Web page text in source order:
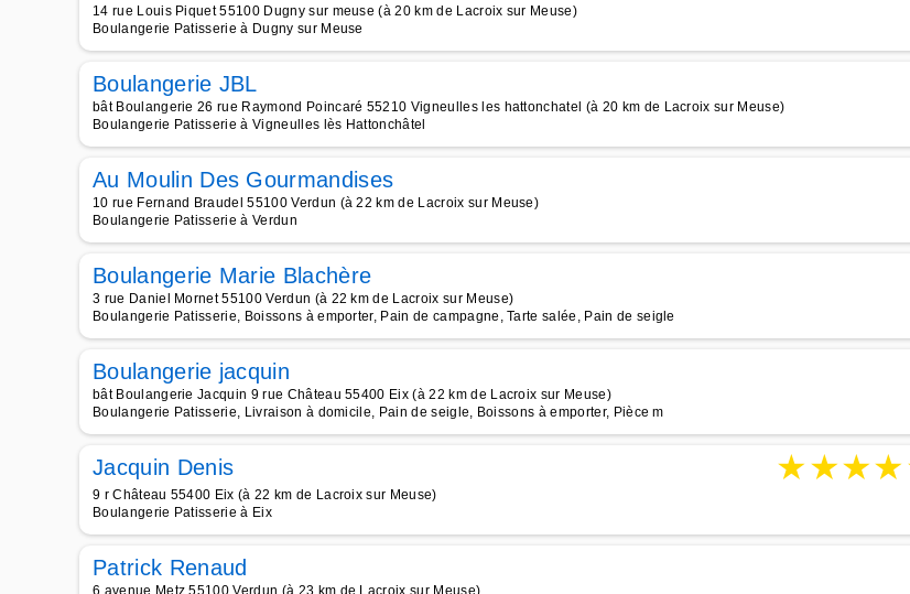
14 rue Louis Piquet 55100 Dugny sur meuse (à 20 km de Lacroix sur Meuse)
Boulangerie Patisserie à Dugny sur Meuse
Boulangerie JBL
bât Boulangerie 26 rue Raymond Poincaré 55210 Vigneulles les hattonchatel (à 20 km de Lacroix sur Meuse)
Boulangerie Patisserie à Vigneulles lès Hattonchâtel
Au Moulin Des Gourmandises
10 rue Fernand Braudel 55100 Verdun (à 22 km de Lacroix sur Meuse)
Boulangerie Patisserie à Verdun
Boulangerie Marie Blachère
3 rue Daniel Mornet 55100 Verdun (à 22 km de Lacroix sur Meuse)
Boulangerie Patisserie, Boissons à emporter, Pain de campagne, Tarte salée, Pain de seigle
Boulangerie jacquin
bât Boulangerie Jacquin 9 rue Château 55400 Eix (à 22 km de Lacroix sur Meuse)
Boulangerie Patisserie, Livraison à domicile, Pain de seigle, Boissons à emporter, Pièce m
Jacquin Denis ★★★★
9 r Château 55400 Eix (à 22 km de Lacroix sur Meuse)
Boulangerie Patisserie à Eix
Patrick Renaud
6 avenue Metz 55100 Verdun (à 23 km de Lacroix sur Meuse)